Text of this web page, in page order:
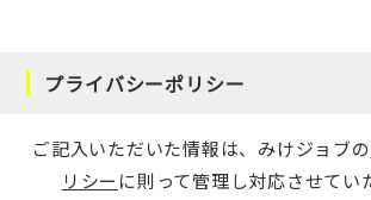
プライバシーポリシー
ご記入いただいた情報は、みけジョブの
リシー に則って管理し対応させてい